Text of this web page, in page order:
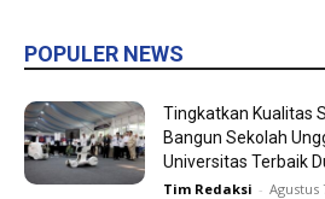
POPULER NEWS
Tingkatkan Kualitas
Bangun Sekolah
Universitas Terbaik
Tim Redaksi - Agustus